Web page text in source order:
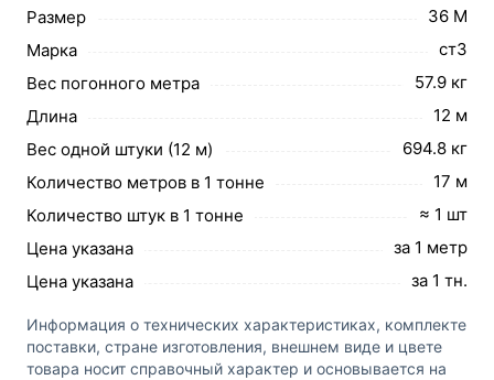
Размер
36 М
Марка
ст3
Вес погонного метра
57.9 кг
Длина
12 м
Вес одной штуки (12 м)
694.8 кг
Количество метров в 1 тонне
17 м
Количество штук в 1 тонне
≈ 1 шт
Цена указана
за 1 метр
Цена указана
за 1 тн.
Информация о технических характеристиках, комплекте
поставки, стране изготовления, внешнем виде и цвете
товара носит справочный характер и основывается на